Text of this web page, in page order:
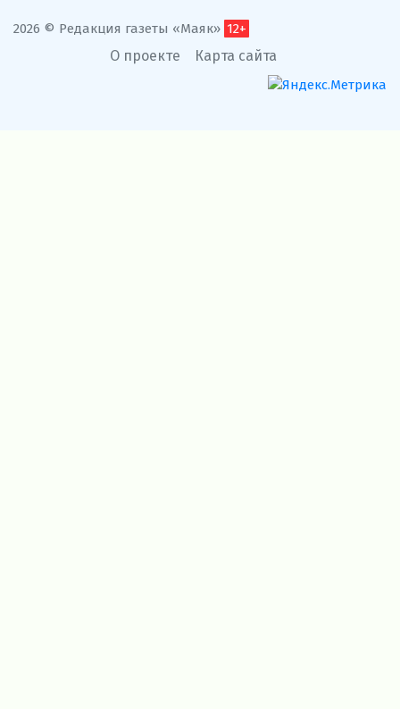
2026 © Редакция газеты «Маяк» 12+
О проекте Карта сайта